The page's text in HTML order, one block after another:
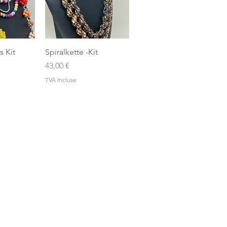
Kit
Aperçu rapide
Spiralkette -Kit
Prix
43,00 €
TVA Incluse